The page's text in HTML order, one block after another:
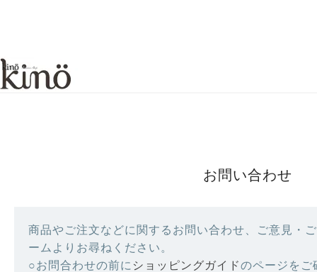
お問い合わせ
商品やご注文などに関するお問い合わせ、ご意見・
ームよりお尋ねください。
○お問合わせの前に ショッピングガイドのページをご